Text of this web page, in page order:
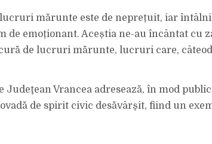
mărunte este de neprețuit, iar
de emoționant. Aceștia ne-au încântat cu
de lucruri mărunte, lucruri care,
Judeţean Vrancea adresează, în mod
de spirit civic desăvârşit, fiind un